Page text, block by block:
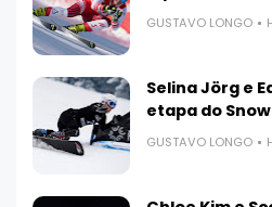
GUSTAVO LONGO
Selina Jörg e
etapa do
GUSTAVO LONGO